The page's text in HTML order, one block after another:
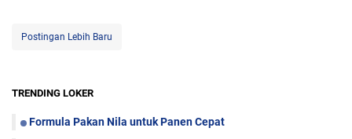
Postingan Lebih Baru
TRENDING LOKER
Formula Pakan Nila untuk Panen Cepat